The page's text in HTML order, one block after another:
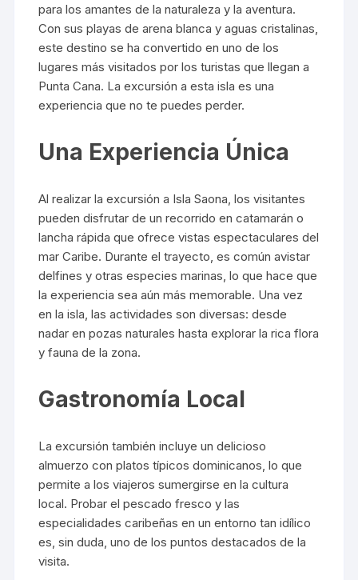
para los amantes de la naturaleza y la aventura.
Con sus playas de arena blanca y aguas cristalinas,
este destino se ha convertido en uno de los
lugares más visitados por los turistas que llegan a
Punta Cana. La excursión a esta isla es una
experiencia que no te puedes perder.
Una Experiencia Única
Al realizar la excursión a Isla Saona, los visitantes
pueden disfrutar de un recorrido en catamarán o
lancha rápida que ofrece vistas espectaculares del
mar Caribe. Durante el trayecto, es común avistar
delfines y otras especies marinas, lo que hace que
la experiencia sea aún más memorable. Una vez
en la isla, las actividades son diversas: desde
nadar en pozas naturales hasta explorar la rica flora
y fauna de la zona.
Gastronomía Local
La excursión también incluye un delicioso
almuerzo con platos típicos dominicanos, lo que
permite a los viajeros sumergirse en la cultura
local. Probar el pescado fresco y las
especialidades caribeñas en un entorno tan idílico
es, sin duda, uno de los puntos destacados de la
visita.